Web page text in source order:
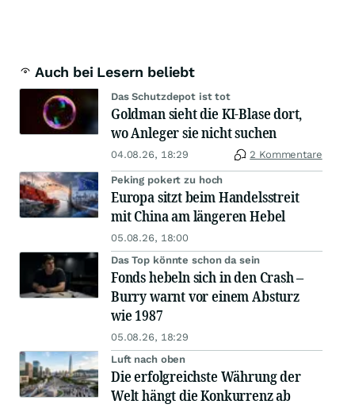
Auch bei Lesern beliebt
Das Schutzdepot ist tot
Goldman sieht die KI-Blase dort,
wo Anleger sie nicht suchen
04.08.26, 18:29 2 Kommentare
Peking pokert zu hoch
Europa sitzt beim Handelsstreit
mit China am längeren Hebel
05.08.26, 18:00
Das Top könnte schon da sein
Fonds hebeln sich in den Crash –
Burry warnt vor einem Absturz
wie 1987
05.08.26, 18:29
Luft nach oben
Die erfolgreichste Währung der
Welt hängt die Konkurrenz ab